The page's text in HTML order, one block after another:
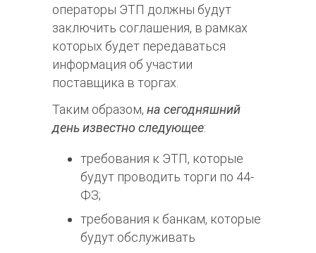
операторы ЭТП должны будут
заключить соглашения, в рамках
которых будет передаваться
информация об участии
поставщика в торгах.
Таким образом, на сегодняшний
день известно следующее:
требования к ЭТП, которые
будут проводить торги по 44-
ФЗ;
требования к банкам, которые
будут обслуживать